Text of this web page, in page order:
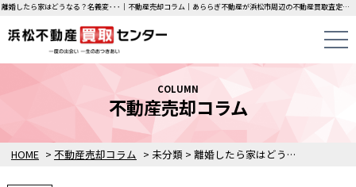
離婚したら家はどうなる？名義変･･･｜不動産売却コラム｜あららぎ不動産が浜松市周辺の不動産買取査定価格をご案内します。
HOME > 不動産売却コラム > 未分類 > 離婚したら家はどうなる？名義変更について詳しく紹介します！
COLUMN
不動産売却コラム